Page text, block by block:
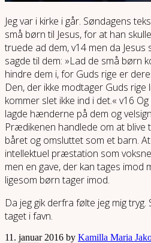
Jeg var i kirke i går. Søndagens
små børn til Jesus, for at han
truede ad dem, v14 men da Jesus
sagde til dem: »Lad de små børn
hindre dem i, for Guds rige er
Den, der ikke modtager Guds rige
kommer slet ikke ind i det.« v16
lagde hænderne på dem og
Prædikenen handlede om at blive
båret og omsluttet som et barn.
intellektuel præstation som
men en gave, der kan tages imod
ligesom børn tager imod.
Da jeg gik derfra følte jeg mig
taget i favn.
11. januar 2016 by Kamilla Maria